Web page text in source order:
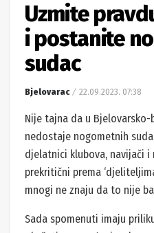
Uzmite
i postanite
sudac
Bjelovarac 22.09.2023. 07:38
Nije tajna da u
nedostaje nogometnih
djelatnici klubova, navijači i
prekritični prema
mnogi ne znaju da to nije
Sada spomenuti imaju